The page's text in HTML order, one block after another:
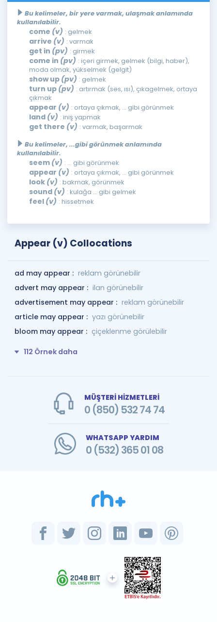
Bu kelimeler, bir yere varmak, ulaşmak anlamında
kullanılabilir.
come (v) : gelmek
arrive (v) : varmak
get in (pv) : girmek
come in (pv) : içeri girmek, gelmek (bilgi, haber),
moda olmak, yükselmek (gelgit)
show up (pv) : gelmek
turn up (pv) : artırmak (ses, ısı), çıkagelmek, ortaya
çıkmak
appear (v) : ortaya çıkmak, ... gibi görünmek
land (v) : iniş yapmak
get there (v) : varmak, başarmak
Bu kelimeler, ...gibi görünmek anlamında
kullanılabilir.
seem (v) : ... gibi görünmek
appear (v) : ortaya çıkmak, ... gibi görünmek
look (v) : bakmak, görünmek
sound (v) : kulağa ... gibi gelmek
feel (v) : hissetmek
Appear (v) Collocations
ad may appear : reklam görünebilir
advert may appear : ilan görünebilir
advertisement may appear : reklam görünebilir
article may appear : yazı görünebilir
bloom may appear : çiçeklenme görülebilir
112 Örnek daha
MÜŞTERİ HİZMETLERİ
0 (850) 532 74 74
WHATSAPP YARDIM
0 (532) 365 01 08